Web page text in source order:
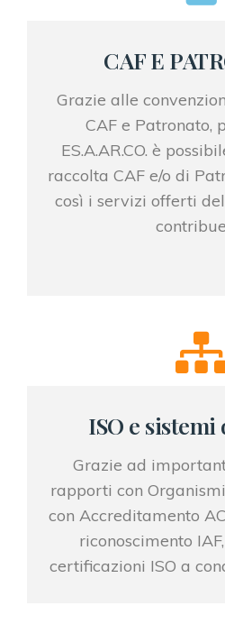
CAF E
Grazie alle
CAF e Patronato,
ES.A.AR.CO. è
raccolta CAF e/o di
così i servizi offerti
ISO e
Grazie ad
rapporti con
con Accreditamento
riconoscimento
certificazioni ISO a